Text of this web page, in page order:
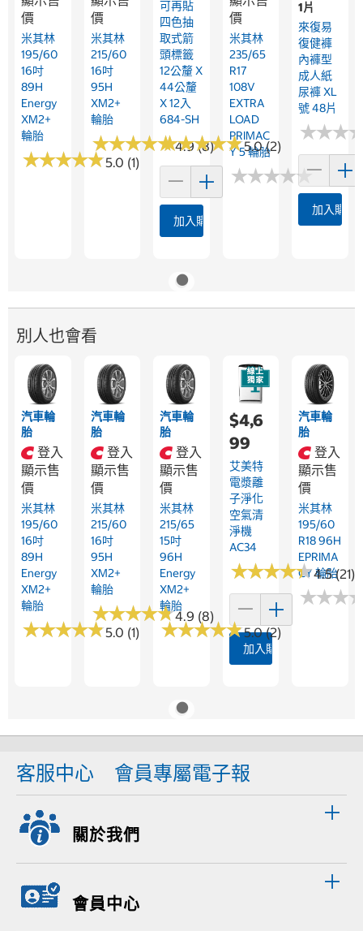
價
米其林
195/60
16吋
89H
Energy
XM2+
輪胎
★★★★★
★★★★★5.0 (1)
價
米其林
215/60
16吋
95H
XM2+
輪胎
★★★★★
★★★★★4.9 (8)
可再貼
四色抽
取式箭
頭標籤
12公釐 X
44公釐
X 12入
684-SH
★★★★★
★★★★★5.0 (2)
加入購物車
價
米其林
235/65
R17
108V
EXTRA
LOAD
PRIMAC
Y 5 輪胎
★★★★★
★★★★★
1片
來復易
復健褲
內褲型
成人紙
尿褲 XL
號 48片
★★★
★★★
加入購物
別人也會看
汽車輪
胎
登入
顯示售
價
米其林
195/60
16吋
89H
Energy
XM2+
輪胎
★★★★★
★★★★★5.0 (1)
汽車輪
胎
登入
顯示售
價
米其林
215/60
16吋
95H
XM2+
輪胎
★★★★★
★★★★★4.9 (8)
汽車輪
胎
登入
顯示售
價
米其林
215/65
15吋
96H
Energy
XM2+
輪胎
★★★★★
★★★★★5.0 (2)
$4,6
99
艾美特
電漿離
子淨化
空氣清
淨機
AC34
★★★★★
★★★★★4.5 (21)
加入購物車
汽車輪
胎
登入
顯示售
價
米其林
195/60
R18 96H
EPRIMA
CY 輪胎
★★★
★★★
客服中心 會員專屬電子報
關於我們
會員中心